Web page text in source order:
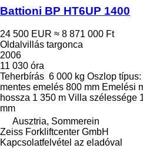
Battioni BP HT6UP 1400
24 500 EUR ≈ 8 871 000 Ft
Oldalvillás targonca
2006
11 030 óra
Teherbírás 6 000 kg Oszlop típus:
mentes emelés 800 mm Emelési
hossza 1 350 m Villa szélessége
mm
Ausztria, Sommerein
Zeiss Forkliftcenter GmbH
Kapcsolatfelvétel az eladóval